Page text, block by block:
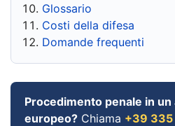
Glossario
Costi della difesa
Domande frequenti
Procedimento penale in un
europeo? Chiama +39